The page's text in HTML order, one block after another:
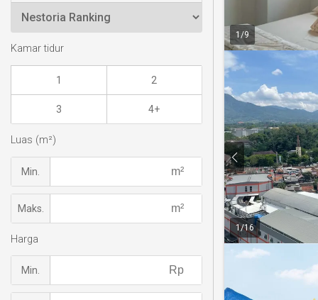
1 /9
1/16
Kamar tidur
1 2
3 4+
Luas (m²)
Min.
Maks.
Harga
Min.